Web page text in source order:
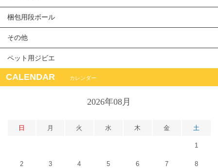
梱包用段ボール
その他
ペット用ジビエ
CALENDAR カレンダー
2026年08月
日 月 火 水 木 金 土
1
2 3 4 5 6 7 8